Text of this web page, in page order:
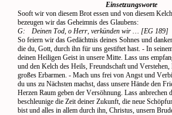
Einsetzungsworte
Sooft wir von diesem Brot essen und von diesem
bezeugen wir das Geheimnis des Glaubens:
G:
Deinen Tod, o Herr, verkünden wir … [EG 189]
So feiern wir das Gedächtnis deines Sohnes und
die du, Gott, durch ihn für uns gestiftet hast. - In
deinen Heiligen Geist in unsere Mitte. Lass uns
und den Kelch des Heils, Freundschaft und
großes Erbarmen. - Mach uns frei von Angst und
du uns zu Nächsten machst, dass unsere Hände den
Herzen Raum geben der Versöhnung. Lass anbrechen
beschleunige die Zeit deiner Zukunft, die neue
bist und alles in allem durch ihn, Christus, unsern